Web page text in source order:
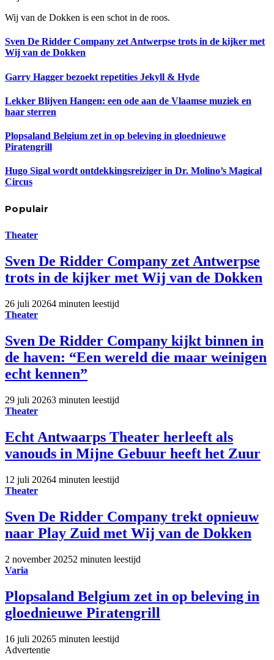
Wij van de Dokken is een schot in de roos.
Sven De Ridder Company zet Antwerpse trots in de kijker met
Wij van de Dokken
Garry Hagger bezoekt repetities Jekyll & Hyde
Lekker Blijven Hangen: een ode aan de Vlaamse muziek en
haar sterren
Plopsaland Belgium zet in op beleving in gloednieuwe
Piratengrill
Hugo Sigal wordt ontdekkingsreiziger in Dr. Molino’s Magical
Circus
Populair
Theater
Sven De Ridder Company zet Antwerpse
trots in de kijker met Wij van de Dokken
26 juli 20264 minuten leestijd
Theater
Sven De Ridder Company kijkt binnen in
de haven: “Een wereld die maar weinigen
echt kennen”
29 juli 20263 minuten leestijd
Theater
Echt Antwaarps Theater herleeft als
vanouds in Mijne Gebuur heeft het Zuur
12 juli 20264 minuten leestijd
Theater
Sven De Ridder Company trekt opnieuw
naar Play Zuid met Wij van de Dokken
2 november 20252 minuten leestijd
Varia
Plopsaland Belgium zet in op beleving in
gloednieuwe Piratengrill
16 juli 20265 minuten leestijd
Advertentie